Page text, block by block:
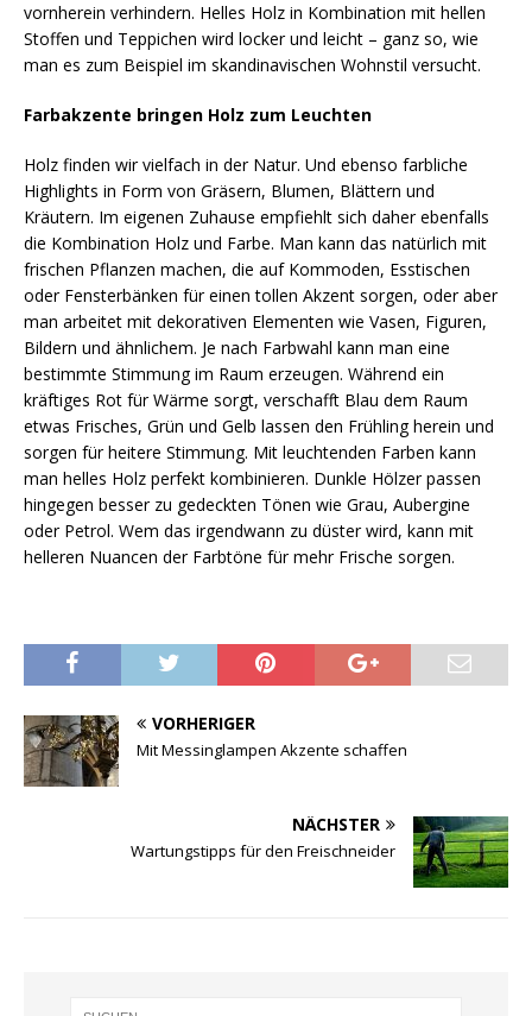
vornherein verhindern. Helles Holz in Kombination mit hellen
Stoffen und Teppichen wird locker und leicht – ganz so, wie
man es zum Beispiel im skandinavischen Wohnstil versucht.
Farbakzente bringen Holz zum Leuchten
Holz finden wir vielfach in der Natur. Und ebenso farbliche
Highlights in Form von Gräsern, Blumen, Blättern und
Kräutern. Im eigenen Zuhause empfiehlt sich daher ebenfalls
die Kombination Holz und Farbe. Man kann das natürlich mit
frischen Pflanzen machen, die auf Kommoden, Esstischen
oder Fensterbänken für einen tollen Akzent sorgen, oder aber
man arbeitet mit dekorativen Elementen wie Vasen, Figuren,
Bildern und ähnlichem. Je nach Farbwahl kann man eine
bestimmte Stimmung im Raum erzeugen. Während ein
kräftiges Rot für Wärme sorgt, verschafft Blau dem Raum
etwas Frisches, Grün und Gelb lassen den Frühling herein und
sorgen für heitere Stimmung. Mit leuchtenden Farben kann
man helles Holz perfekt kombinieren. Dunkle Hölzer passen
hingegen besser zu gedeckten Tönen wie Grau, Aubergine
oder Petrol. Wem das irgendwann zu düster wird, kann mit
helleren Nuancen der Farbtöne für mehr Frische sorgen.
VORHERIGER
Mit Messinglampen Akzente schaffen
NÄCHSTER
Wartungstipps für den Freischneider